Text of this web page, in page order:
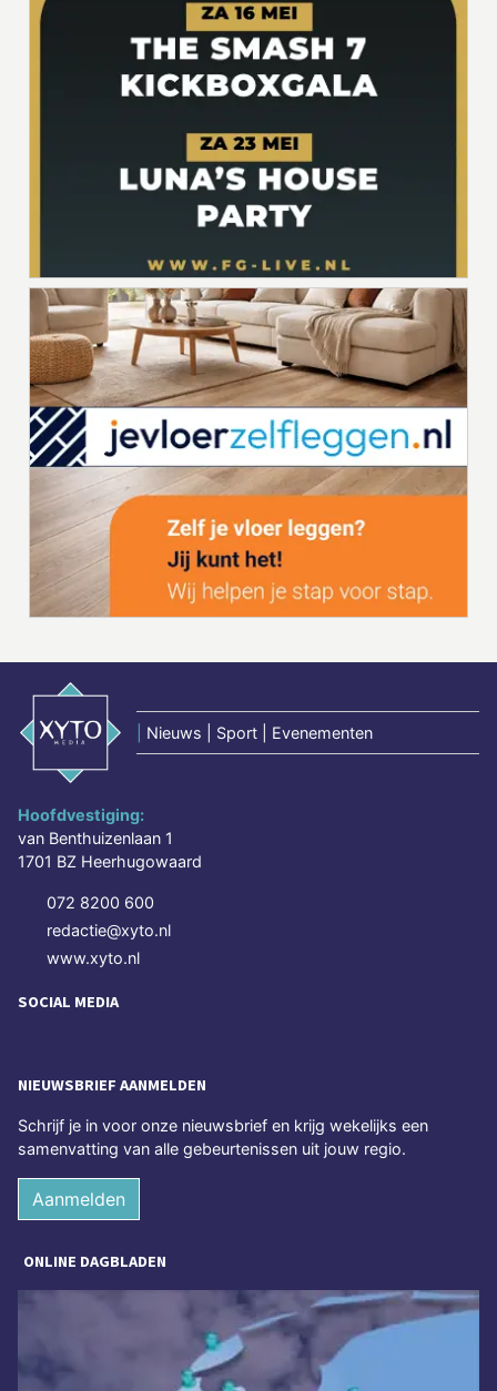
Nieuws | Sport | Evenementen
Hoofdvestiging:
van Benthuizenlaan 1
1701 BZ Heerhugowaard
072 8200 600
redactie@xyto.nl
www.xyto.nl
SOCIAL MEDIA
NIEUWSBRIEF AANMELDEN
Schrijf je in voor onze nieuwsbrief en krijg wekelijks een
samenvatting van alle gebeurtenissen uit jouw regio.
Aanmelden
ONLINE DAGBLADEN